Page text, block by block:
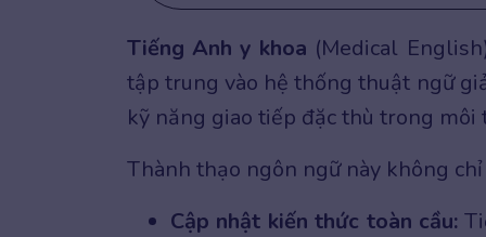
Tiếng Anh y khoa (Medical
tập trung vào hệ thống thuật ngữ
kỹ năng giao tiếp đặc thù trong
Thành thạo ngôn ngữ này không
Cập nhật kiến thức toàn cầu: